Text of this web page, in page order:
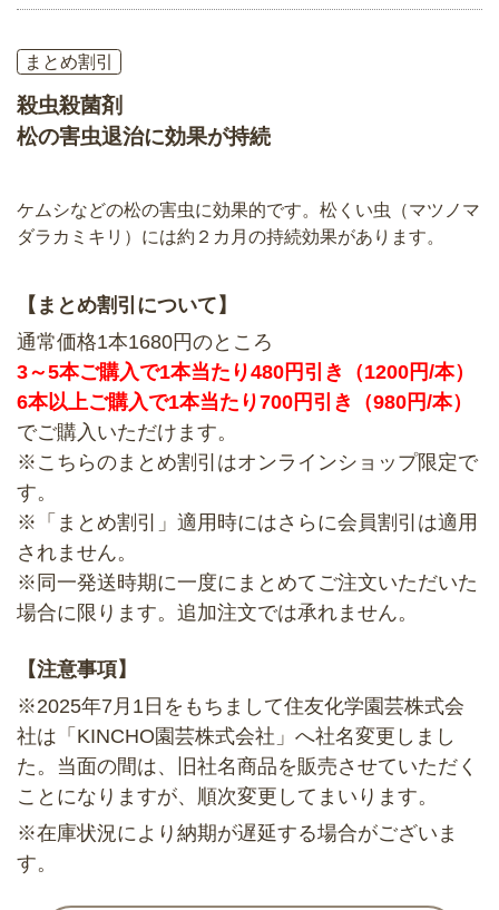
まとめ割引
殺虫殺菌剤
松の害虫退治に効果が持続
ケムシなどの松の害虫に効果的です。松くい虫（マツノマ
ダラカミキリ）には約２カ月の持続効果があります。
【まとめ割引について】
通常価格1本1680円のところ
3～5本ご購入で1本当たり480円引き（1200円/本）
6本以上ご購入で1本当たり700円引き（980円/本）
でご購入いただけます。
※こちらのまとめ割引はオンラインショップ限定で
す。
※「まとめ割引」適用時にはさらに会員割引は適用
されません。
※同一発送時期に一度にまとめてご注文いただいた
場合に限ります。追加注文では承れません。
【注意事項】
※2025年7月1日をもちまして住友化学園芸株式会
社は「KINCHO園芸株式会社」へ社名変更しまし
た。当面の間は、旧社名商品を販売させていただく
ことになりますが、順次変更してまいります。
※在庫状況により納期が遅延する場合がございま
す。